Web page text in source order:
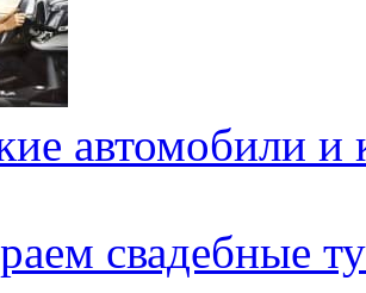
автомобили и
свадебные